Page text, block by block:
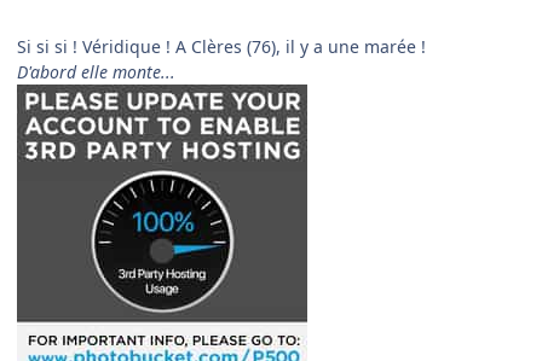
Si si si ! Véridique ! A Clères (76), il y a une marée !
D'abord elle monte...